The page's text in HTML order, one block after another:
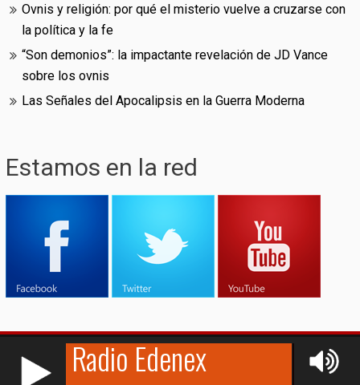
Ovnis y religión: por qué el misterio vuelve a cruzarse con
la política y la fe
“Son demonios”: la impactante revelación de JD Vance
sobre los ovnis
Las Señales del Apocalipsis en la Guerra Moderna
Estamos en la red
RCAST.NET
© (2009-2026)Edenex